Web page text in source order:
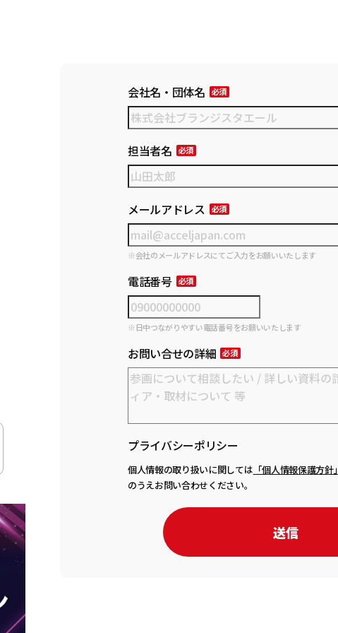
会社名・団体名
担当者名
メールアドレス
※会社のメールアドレスにてご入力をお願いいたします
電話番号
※日中つながりやすい電話番号をお願いいたします
お問い合せの詳細
プライバシーポリシー
個人情報の取り扱いに関しては 「個人情報保護方針」
のうえお問い合わせください。